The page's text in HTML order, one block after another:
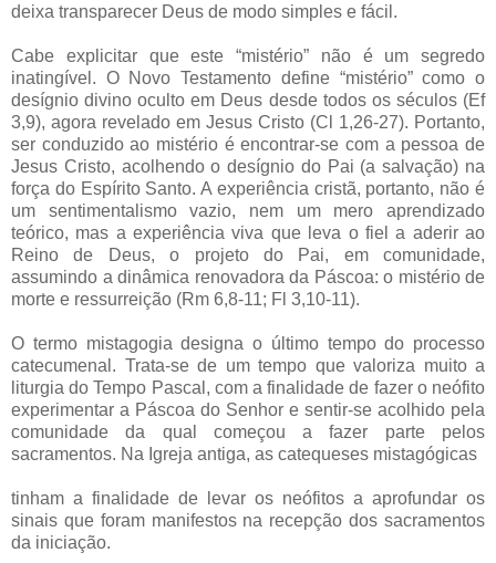
deixa transparecer Deus de modo simples e fácil.
Cabe explicitar que este “mistério” não é um segredo
inatingível. O Novo Testamento define “mistério” como o
desígnio divino oculto em Deus desde todos os séculos (Ef
3,9), agora revelado em Jesus Cristo (Cl 1,26-27). Portanto,
ser conduzido ao mistério é encontrar-se com a pessoa de
Jesus Cristo, acolhendo o desígnio do Pai (a salvação) na
força do Espírito Santo. A experiência cristã, portanto, não é
um sentimentalismo vazio, nem um mero aprendizado
teórico, mas a experiência viva que leva o fiel a aderir ao
Reino de Deus, o projeto do Pai, em comunidade,
assumindo a dinâmica renovadora da Páscoa: o mistério de
morte e ressurreição (Rm 6,8-11; Fl 3,10-11).
O termo mistagogia designa o último tempo do processo
catecumenal. Trata-se de um tempo que valoriza muito a
liturgia do Tempo Pascal, com a finalidade de fazer o neófito
experimentar a Páscoa do Senhor e sentir-se acolhido pela
comunidade da qual começou a fazer parte pelos
sacramentos. Na Igreja antiga, as catequeses mistagógicas
tinham a finalidade de levar os neófitos a aprofundar os
sinais que foram manifestos na recepção dos sacramentos
da iniciação.